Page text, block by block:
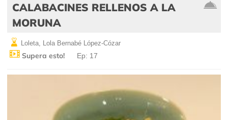
CALABACINES RELLENOS A LA
MORUNA
Loleta, Lola Bernabé López-Cózar
Supera esto! Ep: 17